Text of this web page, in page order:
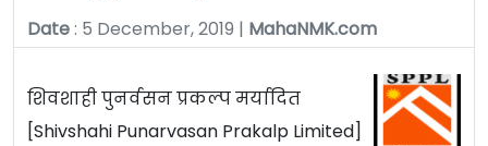
Date: 5 December, 2019 | MahaNMK.com
शिवशाही पुनर्वसन प्रकल्प मर्यादित
[Shivshahi Punarvasan Prakalp Limited]